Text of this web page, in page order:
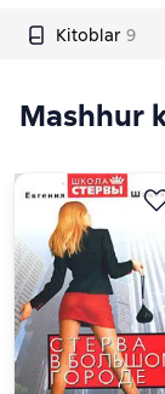
Kitoblar 9
Mashhur